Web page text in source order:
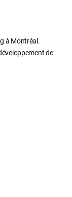
à Montréal.
de